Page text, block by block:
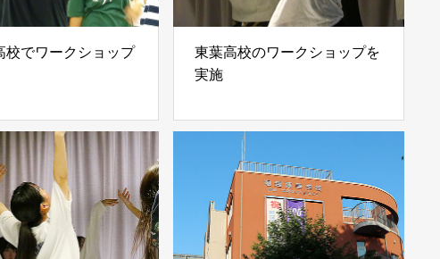
校でワークショップ
東葉高校のワークショップを
実施